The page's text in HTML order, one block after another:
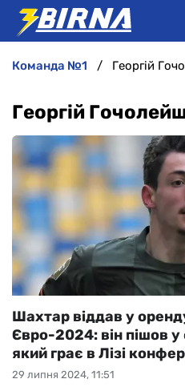
АНАЛІТИКА
ІНТЕРВ'Ю
РІЗНЕ
БУКМЕКЕРИ
команда №1 Георгій
Георгій
29 липня 2024, 11:51
Шахтар віддав у
Євро-2024: він пішов
який грає в Лізі